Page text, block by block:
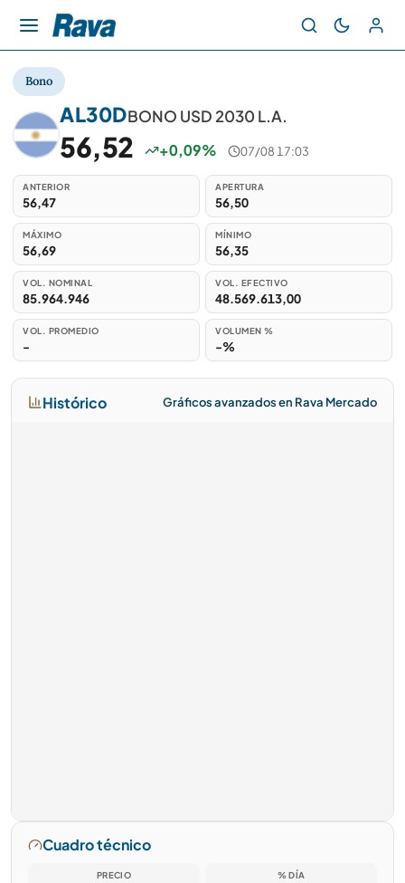
Bono
AL30DBONO USD 2030 L.A.
56,52 +0,09% 07/08 17:03
ANTERIOR
56,47
APERTURA
56,50
MÁXIMO
56,69
MÍNIMO
56,35
VOL. NOMINAL
85.964.946
VOL. EFECTIVO
48.569.613,00
VOL. PROMEDIO
-
VOLUMEN %
-%
Histórico Gráficos avanzados en Rava Mercado
Cuadro técnico
PRECIO % DÍA